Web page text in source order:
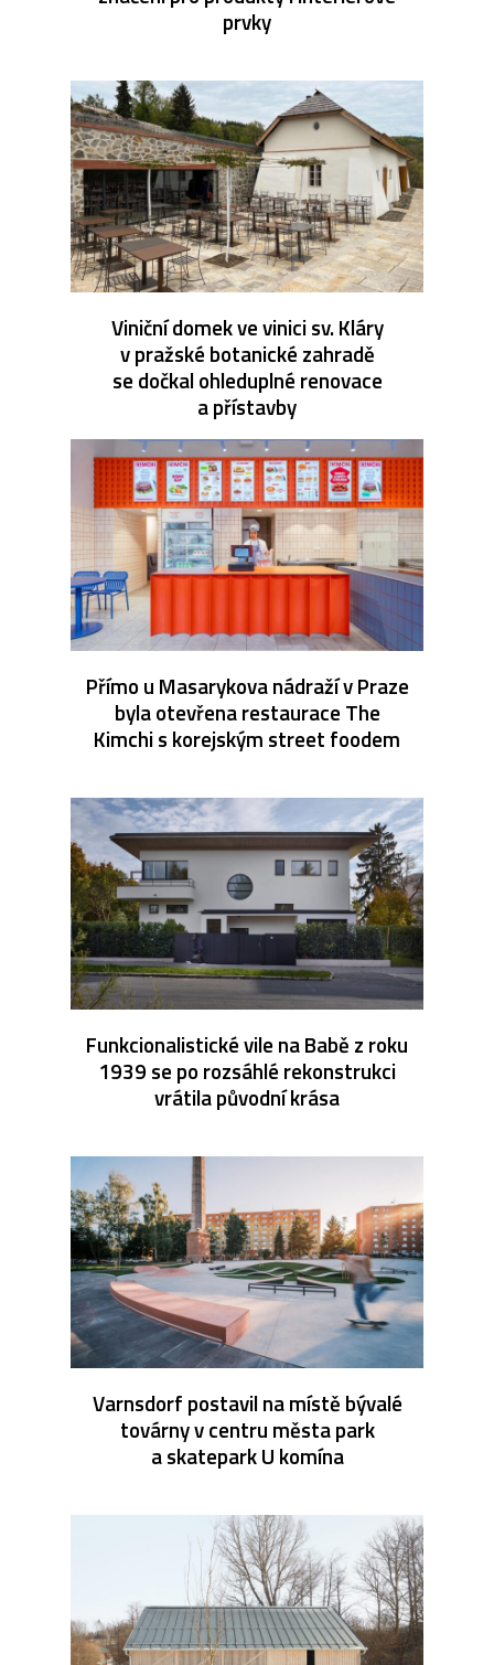
prvky
Viniční domek ve vinici sv. Kláry
v pražské botanické zahradě
se dočkal ohleduplné renovace
a přístavby
Přímo u Masarykova nádraží v Praze
byla otevřena restaurace The
Kimchi s korejským street foodem
Funkcionalistické vile na Babě z roku
1939 se po rozsáhlé rekonstrukci
vrátila původní krása
Varnsdorf postavil na místě bývalé
továrny v centru města park
a skatepark U komína